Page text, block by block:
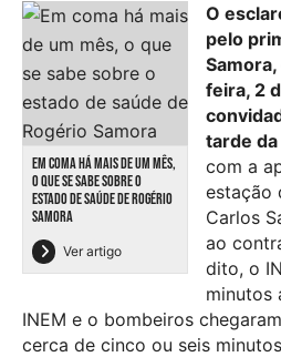
EM COMA HÁ MAIS DE UM MÊS,
O QUE SE SABE SOBRE O
ESTADO DE SAÚDE DE ROGÉRIO
SAMORA
Ver artigo
O
pelo
feira, 2
tarde da
com a
estação
Carlos
ao
dito, o
minutos
INEM e o bombeiros
cerca de cinco ou seis